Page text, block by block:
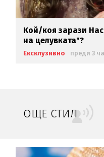
Кой/коя зарази
на целувката"?
Ексклузивно преди 3
ОЩЕ СТИЛ